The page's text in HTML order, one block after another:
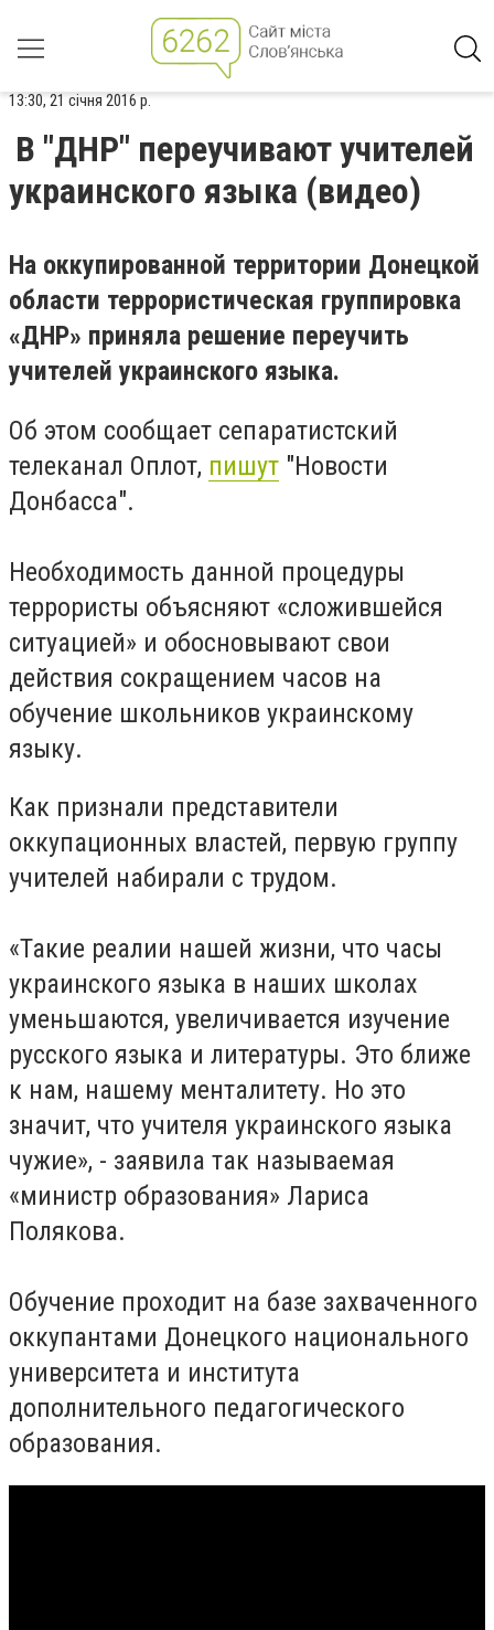
13:30, 21 січня 2016 р.
В "ДНР" переучивают учителей
украинского языка (видео)
На оккупированной территории Донецкой
области террористическая группировка
«ДНР» приняла решение переучить
учителей украинского языка.
Об этом сообщает сепаратистский
телеканал Оплот, пишут "Новости
Донбасса".
Необходимость данной процедуры
террористы объясняют «сложившейся
ситуацией» и обосновывают свои
действия сокращением часов на
обучение школьников украинскому
языку.
Как признали представители
оккупационных властей, первую группу
учителей набирали с трудом.
«Такие реалии нашей жизни, что часы
украинского языка в наших школах
уменьшаются, увеличивается изучение
русского языка и литературы. Это ближе
к нам, нашему менталитету. Но это
значит, что учителя украинского языка
чужие», - заявила так называемая
«министр образования» Лариса
Полякова.
Обучение проходит на базе захваченного
оккупантами Донецкого национального
университета и института
дополнительного педагогического
образования.